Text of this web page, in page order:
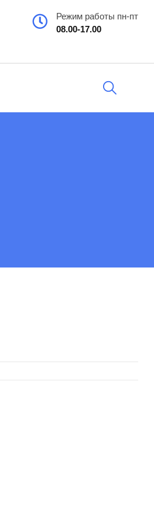
Режим работы пн-пт
08.00-17.00